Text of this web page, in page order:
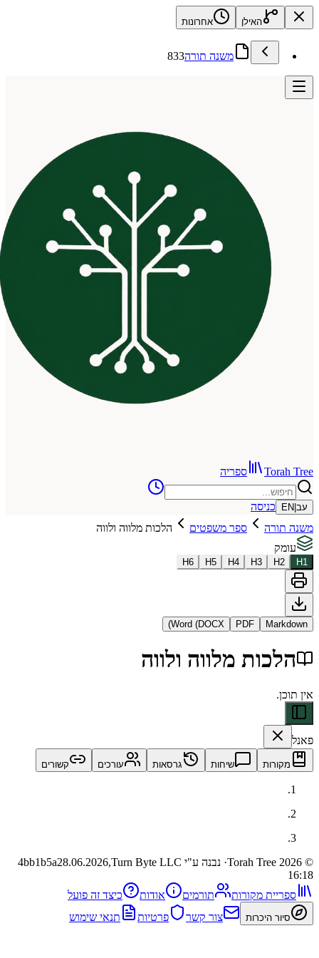
האילן אחרונות
משנה תורה833
ספריה
כניסה
ספר משפטים
הלכות מלווה ולווה
H3
H4
H5
H6
PDF
Word (DOCX)
מלווה ולווה
שיחות גרסאות עורכים קשורים
· נבנה ע"י Turn Byte LLC 4bb1b5a28.06.2026,
מקורות תורמים אודות כיצד זה פועל
היכרות צור קשר פרטיות תנאי שימוש